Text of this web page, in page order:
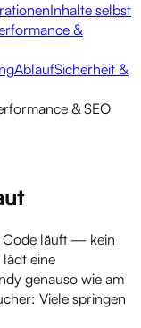
Inhalte selbst
&
AblaufSicherheit &
& SEO
Code läuft — kein
eine
genauso wie am
Viele springen